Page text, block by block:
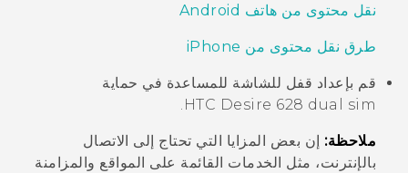
نقل محتوى من هاتف Android
طرق نقل محتوى من iPhone
قم بإعداد قفل للشاشة للمساعدة في حماية
HTC Desire 628 dual sim
.
ملاحظة: إن بعض المزايا التي تحتاج إلى الاتصال
بالإنترنت، مثل الخدمات القائمة على المواقع والمزامنة